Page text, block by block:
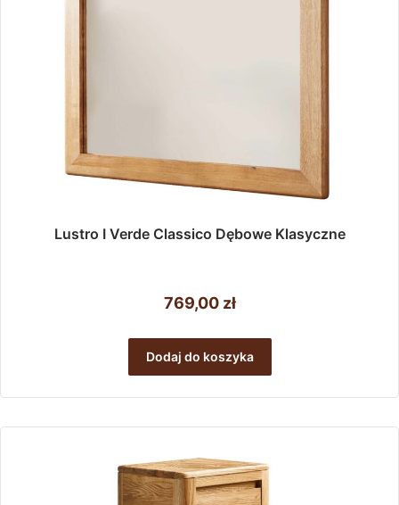
Lustro I Verde Classico Dębowe Klasyczne
769,00 zł
Dodaj do koszyka